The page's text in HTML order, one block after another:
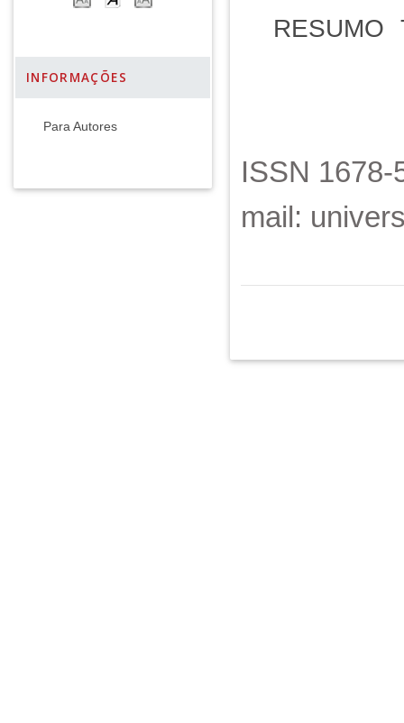
INFORMAÇÕES
Para Autores
RESUMO
ISSN
mail: